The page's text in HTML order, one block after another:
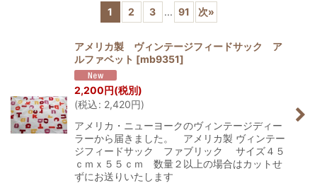
絞り込む
1 2 3 ... 91 次»
アメリカ製 ヴィンテージフィードサック ア
ルファベット [mb9351]
2,200円(税別)
(税込: 2,420円)
アメリカ・ニューヨークのヴィンテージディー
ラーから届きました。 アメリカ製 ヴィンテー
ジフィードサック ファブリック サイズ４５
ｃｍｘ５５ｃｍ 数量２以上の場合はカットせ
ずにお送りいたします